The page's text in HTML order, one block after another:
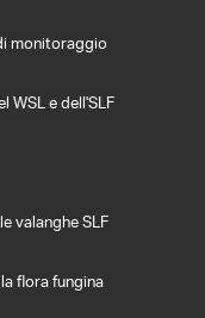
monitoraggio
e dell'SLF
valanghe SLF
flora fungina